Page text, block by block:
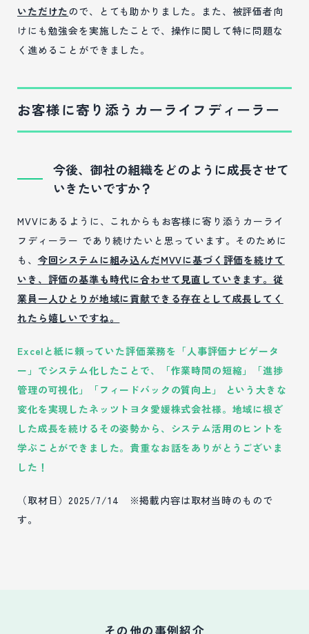
いただけたので、とても助かりました。また、被評価者向
けにも勉強会を実施したことで、操作に関して特に問題な
く進めることができました。
お客様に寄り添うカーライフディーラー
今後、御社の組織をどのように成長させて
いきたいですか？
MVVにあるように、これからもお客様に寄り添うカーライ
フディーラー であり続けたいと思っています。そのために
も、 今回システムに組み込んだMVVに基づく評価を続けて
いき、評価の基準も時代に合わせて見直していきます。従
業員一人ひとりが地域に貢献できる存在として成長してく
れたら嬉しいですね。
Excelと紙に頼っていた評価業務を「人事評価ナビゲータ
ー」でシステム化したことで、「作業時間の短縮」「進捗
管理の可視化」「フィードバックの質向上」 という大きな
変化を実現したネッツトヨタ愛媛株式会社様。地域に根ざ
した成長を続けるその姿勢から、システム活用のヒントを
学ぶことができました。貴重なお話をありがとうございま
した！
（取材日）2025/7/14 ※掲載内容は取材当時のもので
す。
その他の事例紹介